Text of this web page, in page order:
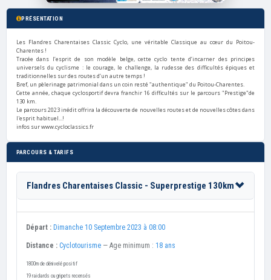
PRÉSENTATION
Les Flandres Charentaises Classic Cyclo, une véritable Classique au cœur du Poitou-
Charentes !
Tracée dans l’esprit de son modèle belge, cette cyclo tente d’incarner des principes
universels du cyclisme : le courage, le challenge, la rudesse des difficultés épiques et
traditionnelles sur des routes d’un autre temps !
Bref, un pèlerinage patrimonial dans un coin resté "authentique" du Poitou-Charentes.
Cette année, chaque cyclosportif devra franchir 16 difficultés sur le parcours "Prestige"de
130 km.
Le parcours 2023 inédit offrira la découverte de nouvelles routes et de nouvelles côtes dans
l'esprit habituel...!
infos sur www.cycloclassics.fr
PARCOURS & TARIFS
Flandres Charentaises Classic - Superprestige 130km
Départ : Dimanche 10 Septembre 2023 à 08:00
Distance : Cyclotourisme — Age minimum : 18 ans
1800m de dénivelé positif
19 raidards ou gripets recensés